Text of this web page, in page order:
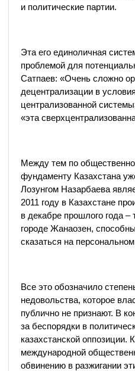
и политические партии.
Эта его единоличная
проблемой для
Сатпаев: «Очень сложно
децентрализации в
централизованной
«эта
Между тем по
фундаменту Казахстана
Лозунгом Назарбаева
2011 году в Казахстане
в декабре прошлого года –
городе Жанаозен,
сказаться на
Все это обозначило
недовольства, которое
публично не признают. В
за беспорядки в
казахстанской
международной
обвинению в разжигании